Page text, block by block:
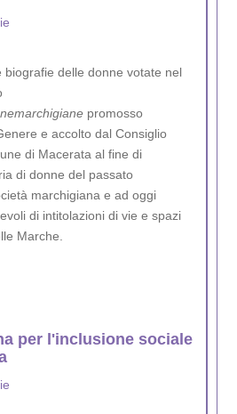
biografie delle donne votate nel
promosso
e accolto dal Consiglio
di Macerata al fine di
di donne del passato
marchigiana e ad oggi
di intitolazioni di vie e spazi
Marche.
per l'inclusione sociale